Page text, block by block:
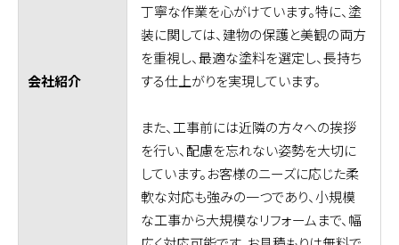
会社紹介
丁寧な作業を心がけています。特に、塗
装に関しては、建物の保護と美観の両方
を重視し、最適な塗料を選定し、長持ち
する仕上がりを実現しています。
また、工事前には近隣の方々への挨拶
を行い、配慮を忘れない姿勢を大切に
しています。お客様のニーズに応じた柔
軟な対応も強みの一つであり、小規模
な工事から大規模なリフォームまで、幅